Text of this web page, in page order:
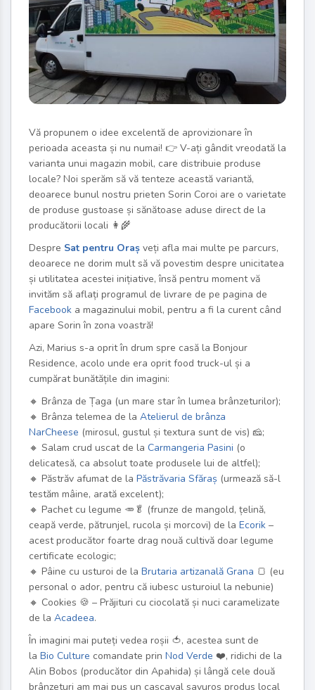
Vă propunem o idee excelentă de aprovizionare în
perioada aceasta și nu numai! 👉 V-ați gândit vreodată la
varianta unui magazin mobil, care distribuie produse
locale? Noi sperăm să vă tenteze această variantă,
deoarece bunul nostru prieten Sorin Coroi are o varietate
de produse gustoase și sănătoase aduse direct de la
producătorii locali 👩‍🌾
Despre Sat pentru Oraș veți afla mai multe pe parcurs,
deoarece ne dorim mult să vă povestim despre unicitatea
și utilitatea acestei inițiative, însă pentru moment vă
invităm să aflați programul de livrare de pe pagina de
Facebook a magazinului mobil, pentru a fi la curent când
apare Sorin în zona voastră!
Azi, Marius s-a oprit în drum spre casă la Bonjour
Residence, acolo unde era oprit food truck-ul și a
cumpărat bunătățile din imagini:
🔸 Brânza de Țaga (un mare star în lumea brânzeturilor);
🔸 Brânza telemea de la Atelierul de brânza
NarCheese (mirosul, gustul și textura sunt de vis) 🧀;
🔸 Salam crud uscat de la Carmangeria Pasini (o
delicatesă, ca absolut toate produsele lui de altfel);
🔸 Păstrăv afumat de la Păstrăvaria Sfăraș (urmează să-l
testăm mâine, arată excelent);
🔸 Pachet cu legume 🥕 🥬 (frunze de mangold, țelină,
ceapă verde, pătrunjel, rucola și morcovi) de la Ecorik –
acest producător foarte drag nouă cultivă doar legume
certificate ecologic;
🔸 Pâine cu usturoi de la Brutaria artizanală Grana 🍞 (eu
personal o ador, pentru că iubesc usturoiul la nebunie)
🔸 Cookies 🍪 – Prăjituri cu ciocolată și nuci caramelizate
de la Acadeea.
În imagini mai puteți vedea roșii 🍅, acestea sunt de
la Bio Culture comandate prin Nod Verde ❤️, ridichi de la
Alin Bobos (producător din Apahida) și lângă cele două
brânzeturi am mai pus un cașcaval savuros produs local